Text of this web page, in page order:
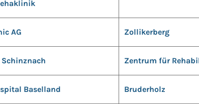
AG Zollikerberg
Schinznach Zentrum für
Baselland Bruderholz